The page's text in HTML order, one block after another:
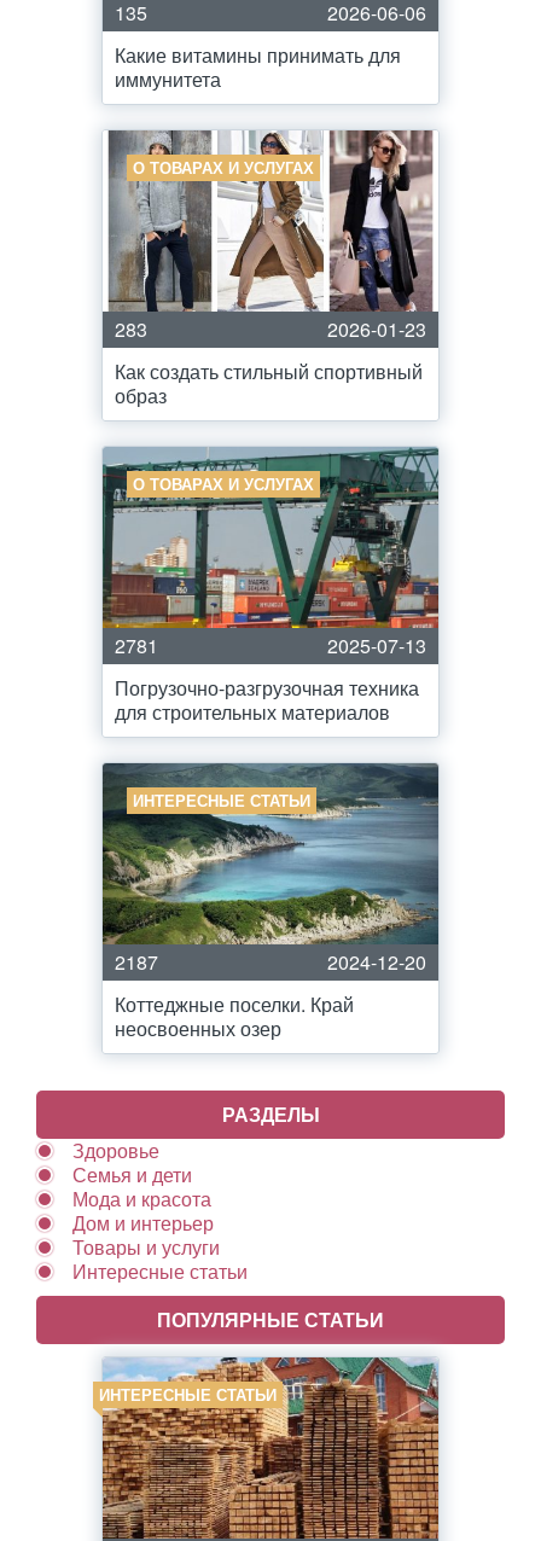
135
2026-06-06
Какие витамины принимать для
иммунитета
О ТОВАРАХ И УСЛУГАХ
283
2026-01-23
Как создать стильный спортивный
образ
О ТОВАРАХ И УСЛУГАХ
2781
2025-07-13
Погрузочно-разгрузочная техника
для строительных материалов
ИНТЕРЕСНЫЕ СТАТЬИ
2187
2024-12-20
Коттеджные поселки. Край
неосвоенных озер
РАЗДЕЛЫ
Здоровье
Семья и дети
Мода и красота
Дом и интерьер
Товары и услуги
Интересные статьи
ПОПУЛЯРНЫЕ СТАТЬИ
ИНТЕРЕСНЫЕ СТАТЬИ